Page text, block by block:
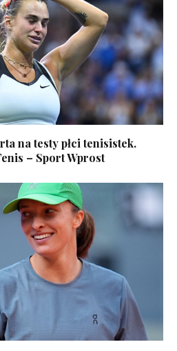
na testy płci tenisistek.
– Sport Wprost